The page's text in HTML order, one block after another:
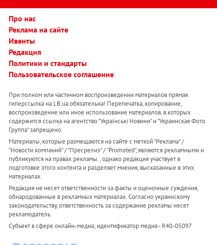
Про нас
Реклама на сайте
Ивенты
Редакция
Политики и стандарты
Пользовательское соглашение
При полном или частичном воспроизведении материалов прямая
гиперссылка на LB.ua обязательна! Перепечатка, копирование,
воспроизведение или иное использование материалов, в которых
содержится ссылка на агентство "Українськi Новини" и "Украинская Фото
Группа" запрещено.
Материалы, которые размещаются на сайте с меткой "Реклама" /
"Новости компаний" / "Пресрелиз" / "Promoted", являются рекламными и
публикуются на правах рекламы. , однако редакция участвует в
подготовке этого контента и разделяет мнения, высказанные в этих
материалах.
Редакция не несет ответственности за факты и оценочные суждения,
обнародованные в рекламных материалах. Согласно украинскому
законодательству, ответственность за содержание рекламы несет
рекламодатель.
Субъект в сфере онлайн-медиа; идентификатор медиа - R40-05097